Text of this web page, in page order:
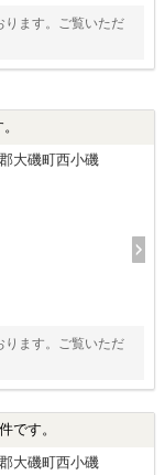
ります。ご覧いただ
大磯町西小磯
ります。ご覧いただ
です。
大磯町西小磯